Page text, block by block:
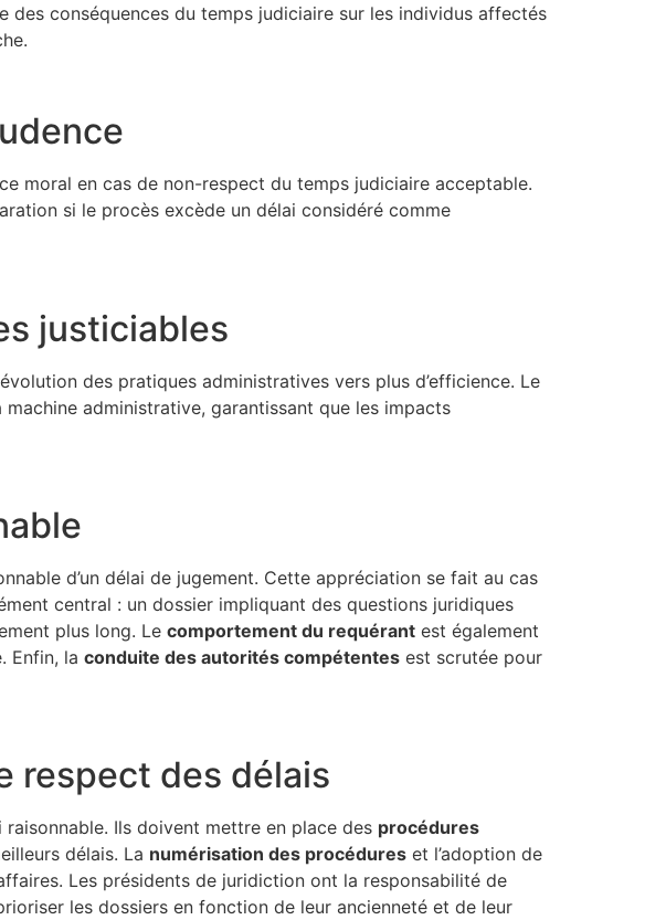
conséquences du temps judiciaire sur les individus affectés
moral en cas de non-respect du temps judiciaire acceptable.
si le procès excède un délai considéré comme
justiciables
des pratiques administratives vers plus d’efficience. Le
administrative, garantissant que les impacts
d’un délai de jugement. Cette appréciation se fait au cas
central : un dossier impliquant des questions juridiques
plus long. Le comportement du requérant est également
Enfin, la conduite des autorités compétentes est scrutée pour
respect des délais
Ils doivent mettre en place des procédures
délais. La numérisation des procédures et l’adoption de
Les présidents de juridiction ont la responsabilité de
les dossiers en fonction de leur ancienneté et de leur